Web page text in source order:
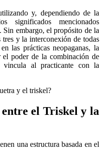
y, dependiendo de la
mencionados
Sin embargo, el propósito de la
y la interconexión de todas
las prácticas neopaganas, la
poder de la combinación de
vincula al practicante con la
el Triskel y la
una estructura basada en el